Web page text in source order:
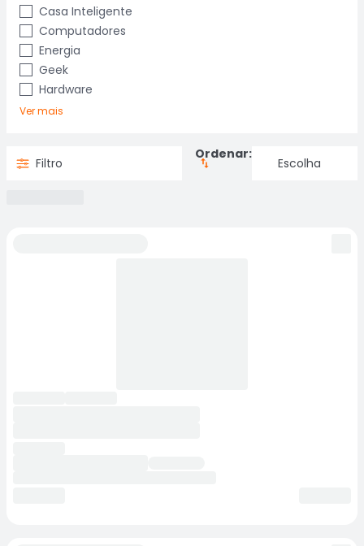
Casa Inteligente
Computadores
Energia
Geek
Hardware
Ver mais
Filtro
Ordenar: